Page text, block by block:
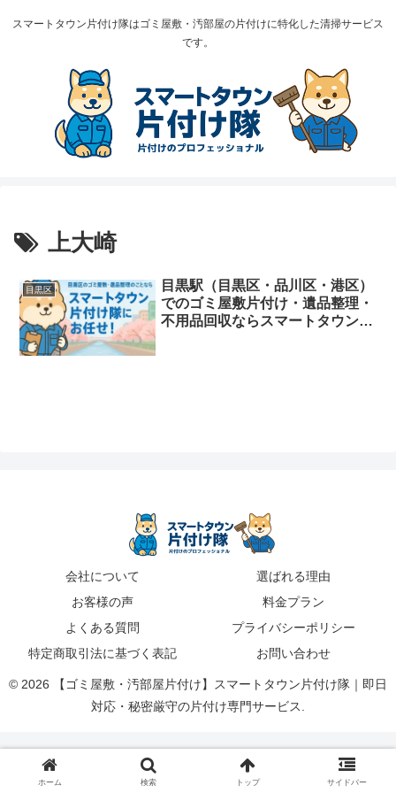
スマートタウン片付け隊はゴミ屋敷・汚部屋の片付けに特化した清掃サービス
です。
上大崎
目黒区
目黒駅（目黒区・品川区・港区）
でのゴミ屋敷片付け・遺品整理・
不用品回収ならスマートタウン片
会社について
選ばれる理由
お客様の声
料金プラン
よくある質問
プライバシーポリシー
特定商取引法に基づく表記
お問い合わせ
© 2026 【ゴミ屋敷・汚部屋片付け】スマートタウン片付け隊｜即日
対応・秘密厳守の片付け専門サービス.
ホーム 検索 トップ サイドバー